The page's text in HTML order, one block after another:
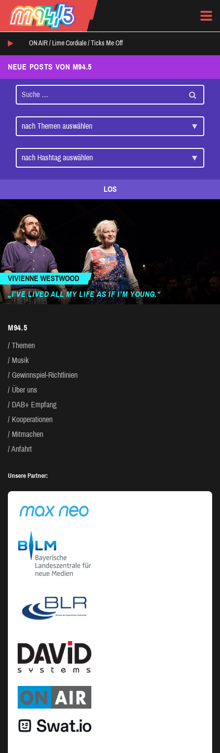
ON AIR / Lime Cordiale / Ticks Me Off
NEUE POSTS VON M94.5
LOS
VIVIENNE WESTWOOD
„I’VE LIVED ALL MY LIFE AS IF I’M YOUNG.“
M94.5
Themen
Musik
Gewinnspiel-Richtlinien
Über uns
DAB+ Empfang
Kooperationen
Mitmachen
Anfahrt
Unsere Partner: